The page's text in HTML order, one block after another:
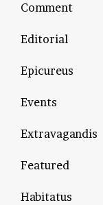
Comment
Editorial
Epicureus
Events
Extravagandis
Featured
Habitatus